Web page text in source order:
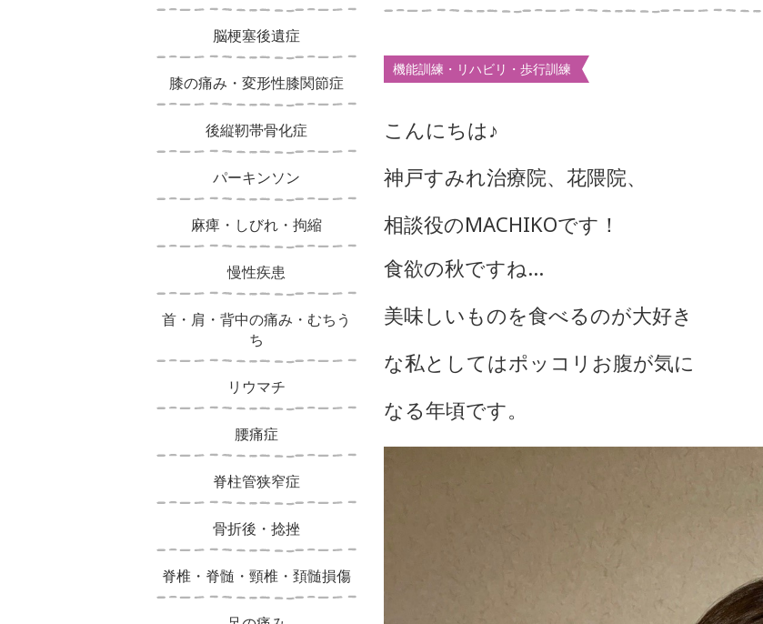
脳梗塞後遺症
膝の痛み・変形性膝関節症
後縦靭帯骨化症
パーキンソン
麻痺・しびれ・拘縮
慢性疾患
首・肩・背中の痛み・むちう
ち
リウマチ
腰痛症
脊柱管狭窄症
骨折後・捻挫
脊椎・脊髄・頸椎・頚髄損傷
機能訓練・リハビリ・歩行訓練
こんにちは♪
神戸すみれ治療院、花隈院、
相談役のMACHIKOです！
食欲の秋ですね…
美味しいものを食べるのが大好き
な私としてはポッコリお腹が気に
なる年頃です。